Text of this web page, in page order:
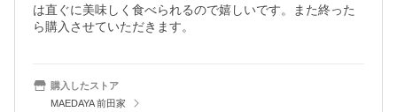
は直ぐに美味しく食べられるので嬉しいです。また終った
ら購入させていただきます。
購入したストア
MAEDAYA 前田家